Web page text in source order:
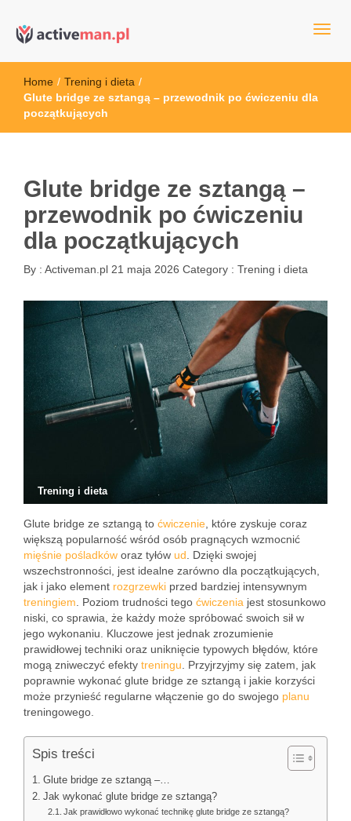
active man – sprzęt sportowy
sportowym
Home / Trening i dieta /
Glute bridge ze sztangą – przewodnik po ćwiczeniu dla
początkujących
Glute bridge ze sztangą –
przewodnik po ćwiczeniu
dla początkujących
By : Activeman.pl 21 maja 2026 Category : Trening i dieta
Trening i dieta
Glute bridge ze sztangą to ćwiczenie , które zyskuje coraz
większą popularność wśród osób pragnących wzmocnić
mięśnie pośladków oraz tyłów ud . Dzięki swojej
wszechstronności, jest idealne zarówno dla początkujących,
jak i jako element rozgrzewki przed bardziej intensywnym
treningiem . Poziom trudności tego ćwiczenia jest stosunkowo
niski, co sprawia, że każdy może spróbować swoich sił w
jego wykonaniu. Kluczowe jest jednak zrozumienie
prawidłowej techniki oraz uniknięcie typowych błędów, które
mogą zniweczyć efekty treningu . Przyjrzyjmy się zatem, jak
poprawnie wykonać glute bridge ze sztangą i jakie korzyści
może przynieść regularne włączenie go do swojego planu
treningowego.
Spis treści
Glute bridge ze sztangą –…
Jak wykonać glute bridge ze sztangą?
Jak prawidłowo wykonać technikę glute bridge ze sztangą?